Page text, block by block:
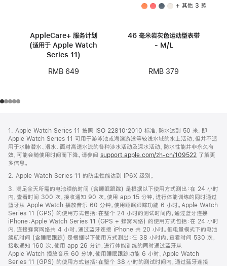
AppleCare+ 服务计划
(适用于 Apple Watch
Series 11)
RMB 649
+ 其他 3 款
46 毫米岩灰色运动型表带
- M/L
RMB 379
页
页
脚
注
1. Apple Watch Series 11 按照 ISO 22810:2010 标准，防水达到 50 米。即
Apple Watch Series 11 可用于游泳池或海滨游泳等较浅水域的水上活动，但并不适
用于水肺潜水、滑水、面对高速水流的各种涉水活动及深水活动。防水性能并非永久有
效，可能会随使用时间而下降。请参阅 support.apple.com/zh-cn/109522 了解更
多信息。
2. Apple Watch Series 11 的防尘性能达到 IP6X 级别。
3. 满足全天所需的电池续航时间 (含睡眠跟踪) 是根据以下使用方式测出：在 24 小时
内，查看时间 300 次，接收通知 90 次，使用 app 15 分钟，进行体能训练的同时通过
蓝牙从 Apple Watch 播放音乐 60 分钟，使用睡眠跟踪功能 6 小时。Apple Watch
Series 11 (GPS) 的使用方式包括：在整个 24 小时的测试时间内，通过蓝牙连接
iPhone；Apple Watch Series 11 (GPS + 蜂窝网络) 的使用方式包括：在 24 小时
内，连接蜂窝网络共 4 小时，通过蓝牙连接 iPhone 共 20 小时。低电量模式下的电池
续航时间 (含睡眠跟踪) 是根据以下使用方式测出：在 38 小时内，查看时间 530 次，
接收通知 160 次，使用 app 26 分钟，进行体能训练的同时通过蓝牙从
Apple Watch 播放音乐 60 分钟，使用睡眠跟踪功能 6 小时。Apple Watch
Series 11 (GPS) 的使用方式包括：在整个 38 小时的测试时间内，通过蓝牙连接